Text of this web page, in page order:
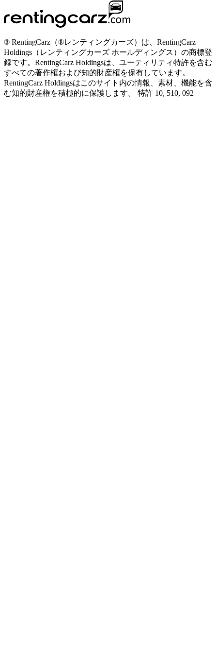
® RentingCarz（®レンティングカーズ）は、RentingCarz
Holdings（レンティングカーズ ホールディングス）の商標登
録です。RentingCarz Holdingsは、ユーティリティ特許を含む
すべての著作権および知的財産権を保有しています。
RentingCarz Holdingsはこのサイト内の情報、素材、機能を含
む知的財産権を積極的に保護します。 特許 10, 510, 092